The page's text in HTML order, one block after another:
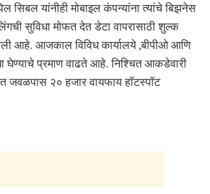
सिबल यांनीही मोबाइल कंपन्यांना त्यांचे बिझनेस
सुविधा मोफत देत डेटा वापरासाठी शुल्क
आहे. आजकाल विविध कार्यालये ,बीपीओ आणि
घेण्याचे प्रमाण वाढते आहे. निश्चित आकडेवारी
जवळपास २० हजार वायफाय हॉटस्पॉट